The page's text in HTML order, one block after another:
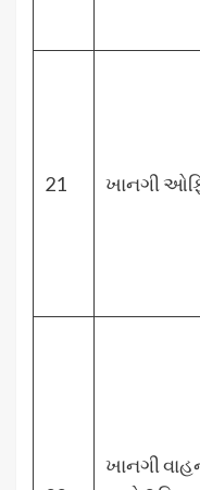
21 ખાનગી
ખાનગી